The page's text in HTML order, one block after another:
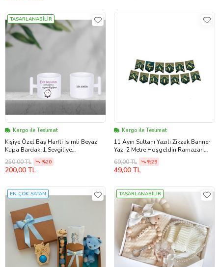
TASARLANABİLİR
Kargo ile Teslimat
Kişiye Özel Baş Harfli İsimli Beyaz
Kupa Bardak-1,Sevgiliye
Hediye,Arkadaşa Hediye,İçimden
Geldi,Doğum Günü
Hediyesi,Sevgililer Günü Hediyesi
250,00 TL %20
200,00 TL
Kargo ile Teslimat
11 Ayın Sultanı Yazılı Zikzak Banner
Yazı 2 Metre Hoşgeldin Ramazan
M12
69,00 TL %29
49,00 TL
EN ÇOK SATAN TASARLANABİLİR